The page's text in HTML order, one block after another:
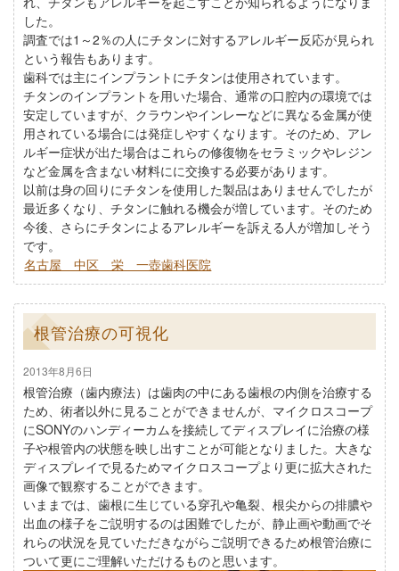
した。
調査では1～2％の人にチタンに対するアレルギー反応が見られ
という報告もあります。
歯科では主にインプラントにチタンは使用されています。
チタンのインプラントを用いた場合、通常の口腔内の環境では
安定していますが、クラウンやインレーなどに異なる金属が使
用されている場合には発症しやすくなります。そのため、アレ
ルギー症状が出た場合はこれらの修復物をセラミックやレジン
など金属を含まない材料にに交換する必要があります。
以前は身の回りにチタンを使用した製品はありませんでしたが
最近多くなり、チタンに触れる機会が増しています。そのため
今後、さらにチタンによるアレルギーを訴える人が増加しそう
です。
名古屋 中区 栄 一壺歯科医院
根管治療の可視化
2013年8月6日
根管治療（歯内療法）は歯肉の中にある歯根の内側を治療する
ため、術者以外に見ることができませんが、マイクロスコープ
にSONYのハンディーカムを接続してディスプレイに治療の様
子や根管内の状態を映し出すことが可能となりました。大きな
ディスプレイで見るためマイクロスコープより更に拡大された
画像で観察することができます。
いままでは、歯根に生じている穿孔や亀裂、根尖からの排膿や
出血の様子をご説明するのは困難でしたが、静止画や動画でそ
れらの状況を見ていただきながらご説明できるため根管治療に
ついて更にご理解いただけるものと思います。